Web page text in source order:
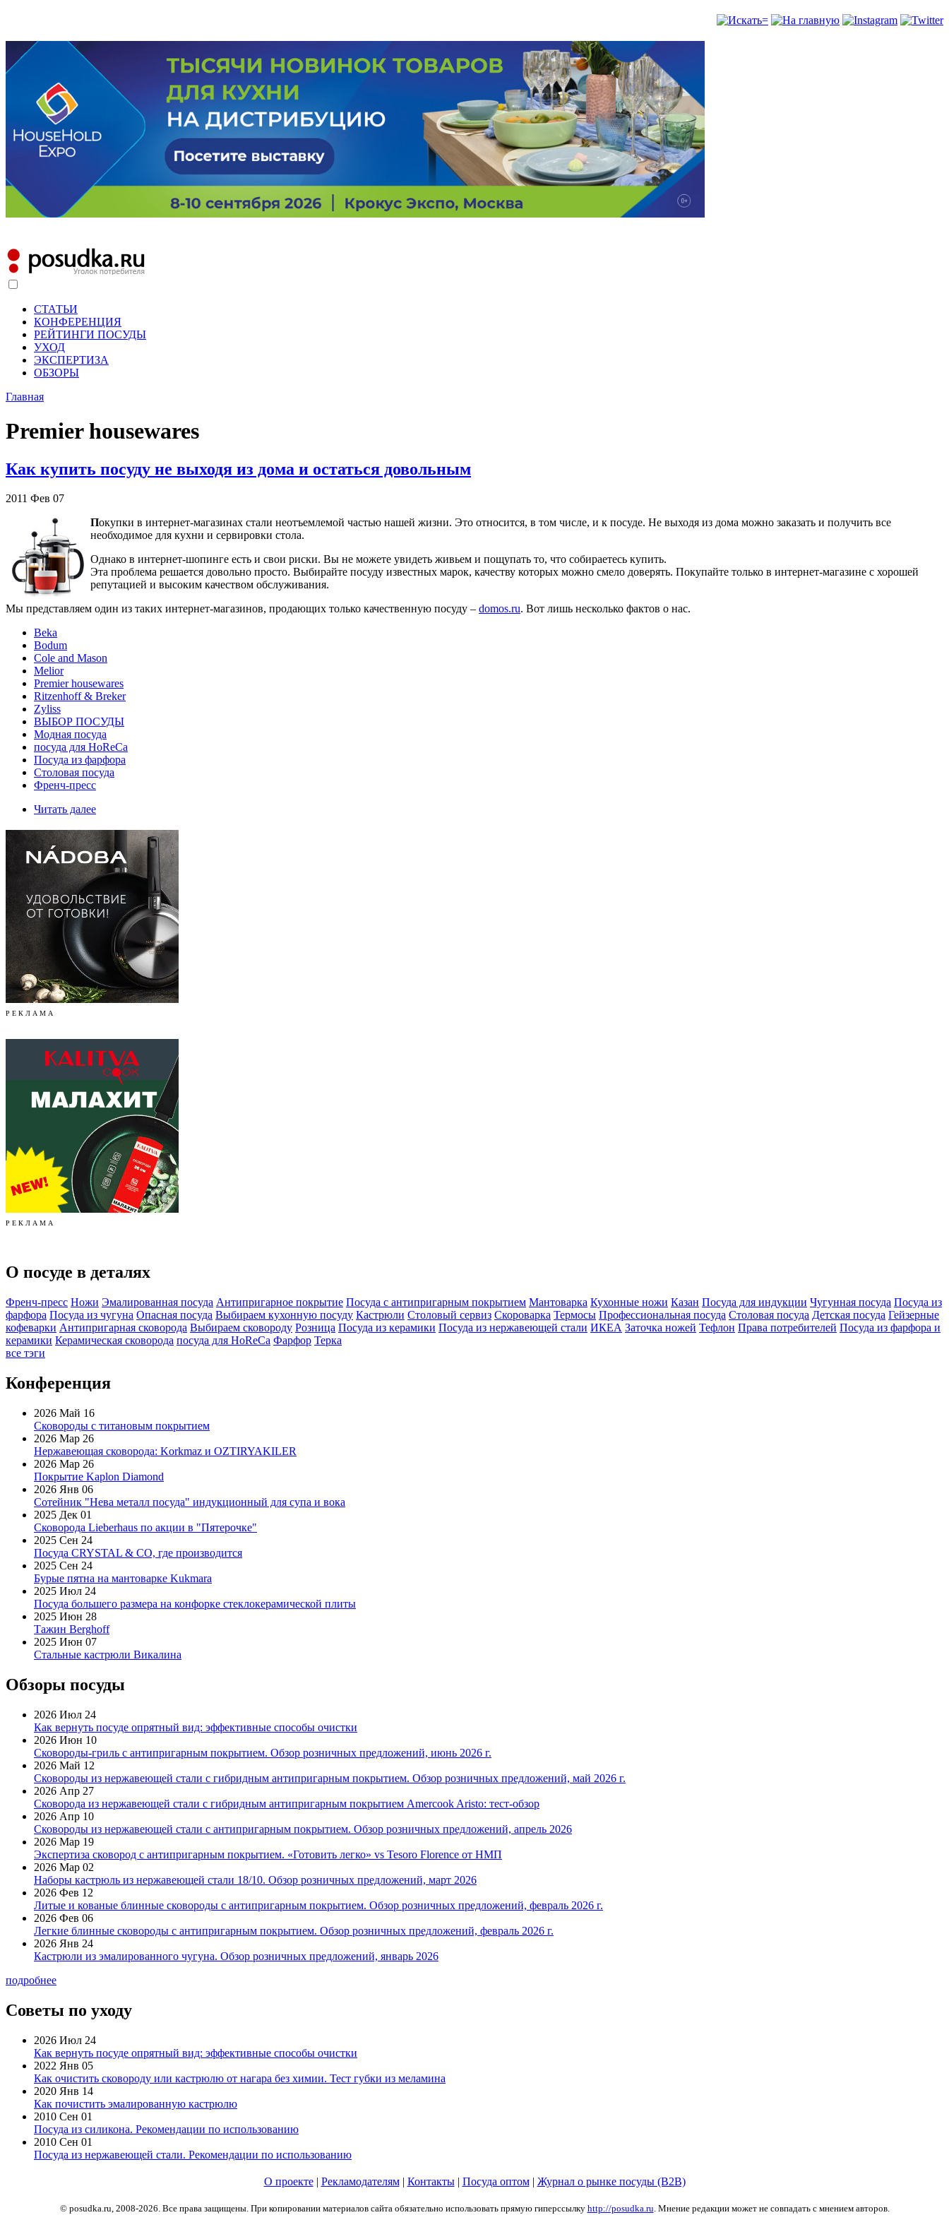
СТАТЬИ
КОНФЕРЕНЦИЯ
РЕЙТИНГИ ПОСУДЫ
УХОД
ЭКСПЕРТИЗА
ОБЗОРЫ
Главная
Premier housewares
Как купить посуду не выходя из дома и остаться довольным
2011 Фев 07
Покупки в интернет-магазинах стали неотъемлемой частью нашей жизни. Это относится, в том числе, и к посуде. Не выходя из дома можно заказать и получить все
необходимое для кухни и сервировки стола.
Однако в интернет-шопинге есть и свои риски. Вы не можете увидеть живьем и пощупать то, что собираетесь купить.
Эта проблема решается довольно просто. Выбирайте посуду известных марок, качеству которых можно смело доверять. Покупайте только в интернет-магазине с хорошей
репутацией и высоким качеством обслуживания.
Мы представляем один из таких интернет-магазинов, продающих только качественную посуду – domos.ru. Вот лишь несколько фактов о нас.
Beka
Bodum
Cole and Mason
Melior
Premier housewares
Ritzenhoff & Breker
Zyliss
ВЫБОР ПОСУДЫ
Модная посуда
посуда для HoReCa
Посуда из фарфора
Столовая посуда
Френч-пресс
Читать далее
Р Е К Л А М А
Р Е К Л А М А
О посуде в деталях
Френч-пресс Ножи Эмалированная посуда Антипригарное покрытие Посуда с антипригарным покрытием Мантоварка Кухонные ножи Казан Посуда для индукции Чугунная посуда Посуда из
фарфора Посуда из чугуна Опасная посуда Выбираем кухонную посуду Кастрюли Столовый сервиз Скороварка Термосы Профессиональная посуда Столовая посуда Детская посуда Гейзерные
кофеварки Антипригарная сковорода Выбираем сковороду Розница Посуда из керамики Посуда из нержавеющей стали ИКЕА Заточка ножей Тефлон Права потребителей Посуда из фарфора и
керамики Керамическая сковорода посуда для HoReCa Фарфор Терка
все тэги
Конференция
2026 Май 16
Сковороды с титановым покрытием
2026 Мар 26
Нержавеющая сковорода: Korkmaz и OZTIRYAKILER
2026 Мар 26
Покрытие Kaplon Diamond
2026 Янв 06
Сотейник "Нева металл посуда" индукционный для супа и вока
2025 Дек 01
Сковорода Lieberhaus по акции в "Пятерочке"
2025 Сен 24
Посуда CRYSTAL & CO, где производится
2025 Сен 24
Бурые пятна на мантоварке Kukmara
2025 Июл 24
Посуда большего размера на конфорке стеклокерамической плиты
2025 Июн 28
Тажин Berghoff
2025 Июн 07
Стальные кастрюли Викалина
Обзоры посуды
2026 Июл 24
Как вернуть посуде опрятный вид: эффективные способы очистки
2026 Июн 10
Сковороды-гриль с антипригарным покрытием. Обзор розничных предложений, июнь 2026 г.
2026 Май 12
Сковороды из нержавеющей стали с гибридным антипригарным покрытием. Обзор розничных предложений, май 2026 г.
2026 Апр 27
Сковорода из нержавеющей стали с гибридным антипригарным покрытием Amercook Aristo: тест-обзор
2026 Апр 10
Сковороды из нержавеющей стали с антипригарным покрытием. Обзор розничных предложений, апрель 2026
2026 Мар 19
Экспертиза сковород с антипригарным покрытием. «Готовить легко» vs Tesoro Florence от НМП
2026 Мар 02
Наборы кастрюль из нержавеющей стали 18/10. Обзор розничных предложений, март 2026
2026 Фев 12
Литые и кованые блинные сковороды с антипригарным покрытием. Обзор розничных предложений, февраль 2026 г.
2026 Фев 06
Легкие блинные сковороды с антипригарным покрытием. Обзор розничных предложений, февраль 2026 г.
2026 Янв 24
Кастрюли из эмалированного чугуна. Обзор розничных предложений, январь 2026
подробнее
Советы по уходу
2026 Июл 24
Как вернуть посуде опрятный вид: эффективные способы очистки
2022 Янв 05
Как очистить сковороду или кастрюлю от нагара без химии. Тест губки из меламина
2020 Янв 14
Как почистить эмалированную кастрюлю
2010 Сен 01
Посуда из силикона. Рекомендации по использованию
2010 Сен 01
Посуда из нержавеющей стали. Рекомендации по использованию
О проекте| Рекламодателям| Контакты| Посуда оптом| Журнал о рынке посуды (B2B)
© posudka.ru, 2008-2026. Все права защищены. При копировании материалов сайта обязательно использовать прямую гиперссылку http://posudka.ru. Мнение редакции может не совпадать с мнением авторов.